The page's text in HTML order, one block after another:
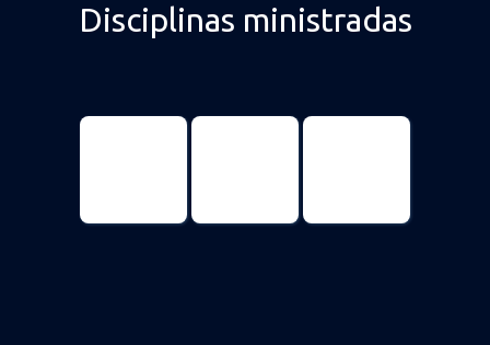
Disciplinas ministradas